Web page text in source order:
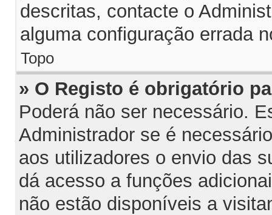
descritas, contacte o
alguma configuração errada
Topo
» O Registo é obrigatório
Poderá não ser necessário.
Administrador se é
aos utilizadores o envio das
dá acesso a funções
não estão disponíveis a